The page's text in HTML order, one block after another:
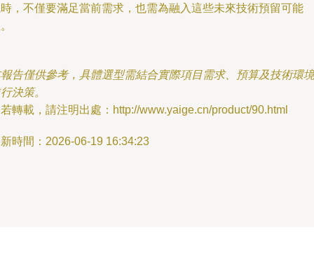
，不僅要滿足當前需求，也需為融入這些未來技術預留可能
告僅供參考，具體選型需結合實際項目需求、預算及技術環境
決策。
轉載，請注明出處：http://www.yaige.cn/product/90.html
時間：2026-06-19 16:34:23